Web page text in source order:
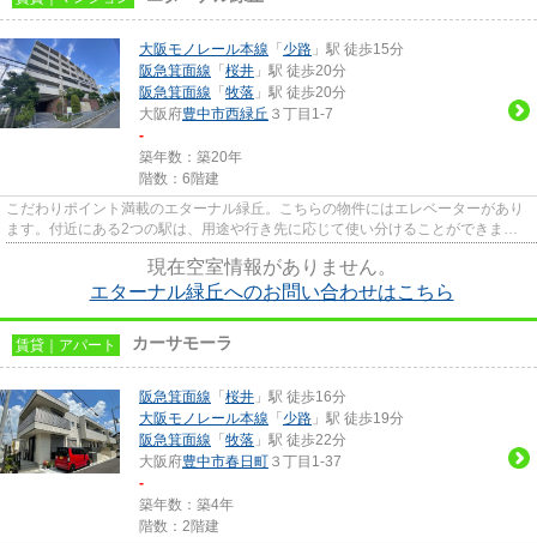
大阪モノレール本線 「 少路 」駅 徒歩15分
阪急箕面線 「 桜井 」駅 徒歩20分
阪急箕面線 「 牧落 」駅 徒歩20分
大阪府豊中市西緑丘 ３丁目1-7
-
築年数：築20年
階数：6階建
こだわりポイント満載のエターナル緑丘。こちらの物件にはエレベーターがあり
ます。付近にある2つの駅は、用途や行き先に応じて使い分けることができま
現在空室情報がありません。
エターナル緑丘へのお問い合わせはこちら
賃貸｜アパート カーサモーラ
阪急箕面線 「 桜井 」駅 徒歩16分
大阪モノレール本線 「 少路 」駅 徒歩19分
阪急箕面線 「 牧落 」駅 徒歩22分
大阪府豊中市春日町 ３丁目1-37
-
築年数：築4年
階数：2階建